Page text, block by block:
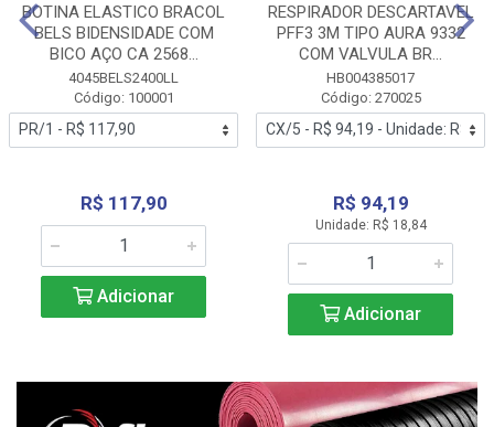
BOTINA ELASTICO BRACOL
BELS BIDENSIDADE COM
BICO AÇO CA 2568...
4045BELS2400LL
Código: 100001
R$ 117,90
Adicionar
RESPIRADOR DESCARTAVEL
PFF3 3M TIPO AURA 9332
COM VALVULA BR...
HB004385017
Código: 270025
R$ 94,19
Unidade: R$ 18,84
Adicionar